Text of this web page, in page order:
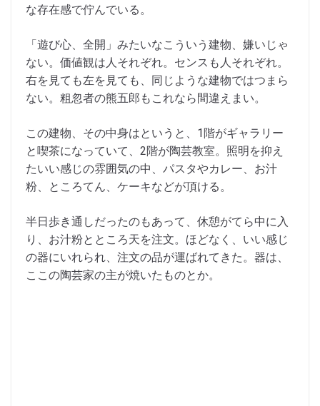
な存在感で佇んでいる。
「遊び心、全開」みたいなこういう建物、嫌いじゃ
ない。価値観は人それぞれ。センスも人それぞれ。
右を見ても左を見ても、同じような建物ではつまら
ない。粗忽者の熊五郎もこれなら間違えまい。
この建物、その中身はというと、1階がギャラリー
と喫茶になっていて、2階が陶芸教室。照明を抑え
たいい感じの雰囲気の中、パスタやカレー、お汁
粉、ところてん、ケーキなどが頂ける。
半日歩き通しだったのもあって、休憩がてら中に入
り、お汁粉とところ天を注文。ほどなく、いい感じ
の器にいれられ、注文の品が運ばれてきた。器は、
ここの陶芸家の主が焼いたものとか。